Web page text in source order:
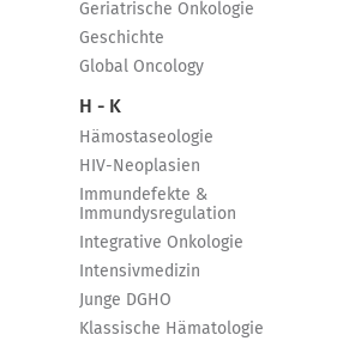
Geriatrische Onkologie
Geschichte
Global Oncology
H - K
Hämostaseologie
HIV-Neoplasien
Immundefekte &
Immundysregulation
Integrative Onkologie
Intensivmedizin
Junge DGHO
Klassische Hämatologie